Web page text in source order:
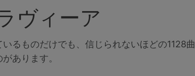
ヴィーア
るものだけでも、信じられないほどの1128
あります。